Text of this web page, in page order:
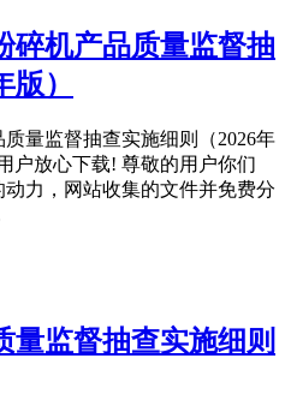
碎机产品质量监督抽
）
量监督抽查实施细则（2026年
户放心下载! 尊敬的用户你们
力，网站收集的文件并免费分
量监督抽查实施细则